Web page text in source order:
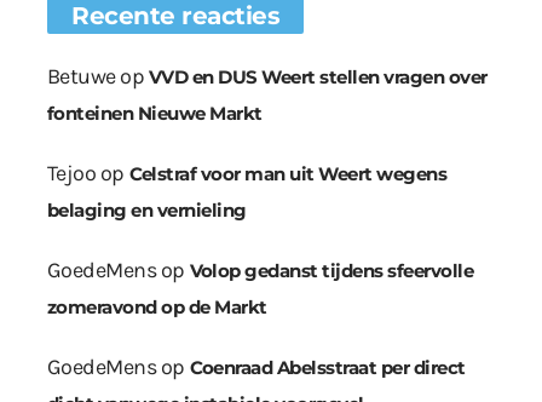
Recente reacties
Betuweop VVD en DUS Weert stellen vragen over
fonteinen Nieuwe Markt
Tejoo op Celstraf voor man uit Weert wegens
belaging en vernieling
GoedeMensop Volop gedanst tijdens sfeervolle
zomeravond op de Markt
GoedeMensop Coenraad Abelsstraat per direct